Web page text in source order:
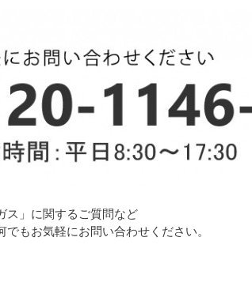
ス」に関するご質問など
もお気軽にお問い合わせください。